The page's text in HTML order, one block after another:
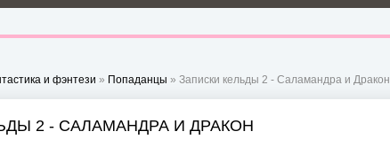
и фэнтези » Попаданцы » Записки кельды 2 - Саламандра и Дракон
2 - САЛАМАНДРА И ДРАКОН